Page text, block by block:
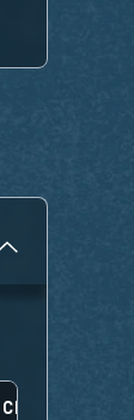
CLUTCHES